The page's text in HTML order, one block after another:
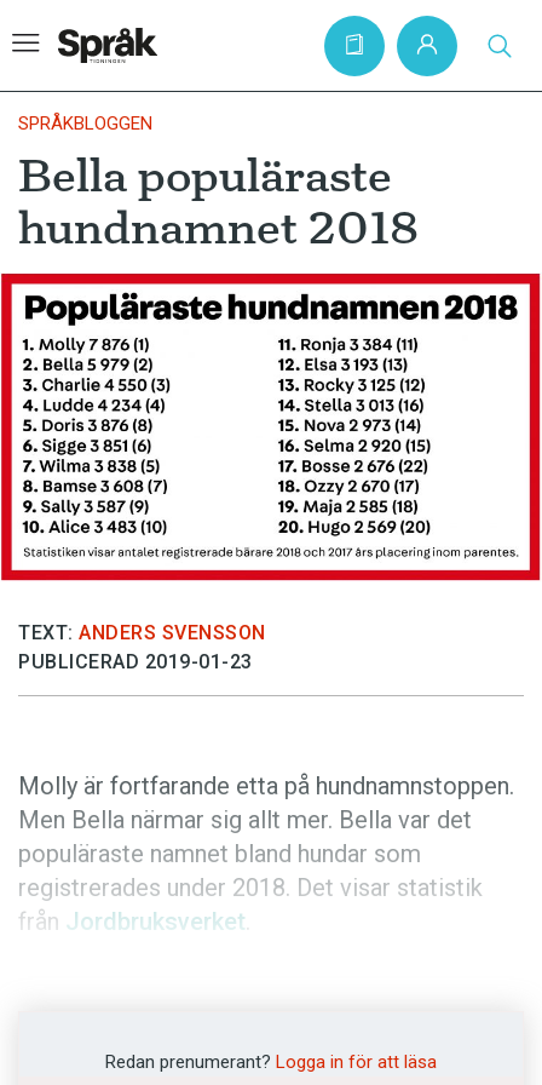
Hem
Artiklar
Krönikor
Språkfrågor
Skrivtips
Bokrecensioner
Kviss
Podden
Anmäl till språkpolisen
Annonsera
Press
SPRÅKBLOGGEN
Bella populäraste
hundnamnet 2018
TEXT: ANDERS SVENSSON
PUBLICERAD 2019-01-23
Molly är fortfarande etta på hundnamnstoppen.
Men Bella närmar sig allt mer. Bella var det
populäraste namnet bland hundar som
registrerades under 2018. Det visar statistik
från Jordbruksverket
876 hundar som – förhoppningsvis – lystrade
Redan prenumerant? Logga in för att läsa